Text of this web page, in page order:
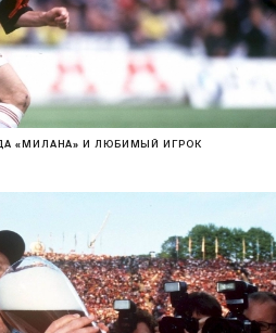
«МИЛАНА» И ЛЮБИМЫЙ ИГРОК